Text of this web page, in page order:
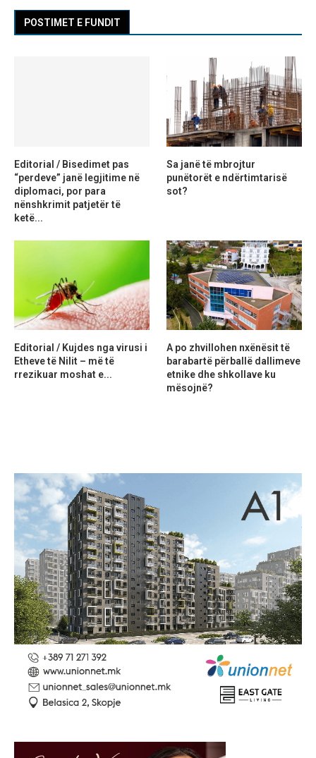
POSTIMET E FUNDIT
Editorial / Bisedimet pas
“perdeve” janë legjitime në
diplomaci, por para
nënshkrimit patjetër të
ketë...
Sa janë të mbrojtur
punëtorët e ndërtimtarisë
sot?
Editorial / Kujdes nga virusi i
Etheve të Nilit – më të
rrezikuar moshat e...
A po zhvillohen nxënësit të
barabartë përballë dallimeve
etnike dhe shkollave ku
mësojnë?